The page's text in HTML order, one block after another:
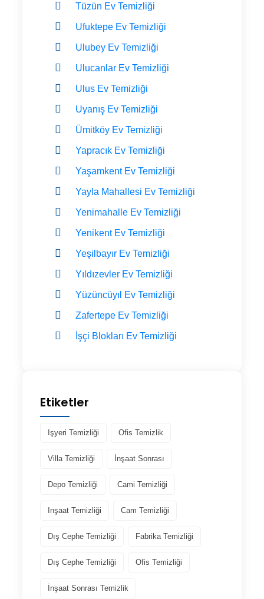
Tüzün Ev Temizliği
Ufuktepe Ev Temizliği
Ulubey Ev Temizliği
Ulucanlar Ev Temizliği
Ulus Ev Temizliği
Uyanış Ev Temizliği
Ümitköy Ev Temizliği
Yapracık Ev Temizliği
Yaşamkent Ev Temizliği
Yayla Mahallesi Ev Temizliği
Yenimahalle Ev Temizliği
Yenikent Ev Temizliği
Yeşilbayır Ev Temizliği
Yıldızevler Ev Temizliği
Yüzüncüyıl Ev Temizliği
Zafertepe Ev Temizliği
İşçi Blokları Ev Temizliği
Etiketler
Işyeri Temizliği Ofis Temizlik
Villa Temizliği İnşaat Sonrası
Depo Temizliği Cami Temizliği
Inşaat Temizliği Cam Temizliği
Dış Cephe Temizliği Fabrika Temizliği
Dış Cephe Temizliği Ofis Temizliği
İnşaat Sonrası Temizlik